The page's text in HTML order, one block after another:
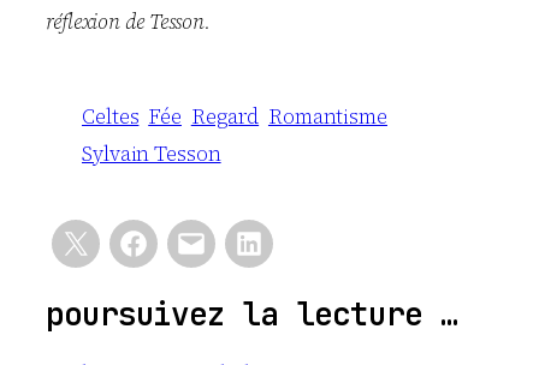
réflexion de Tesson.
Celtes Fée Regard Romantisme
Sylvain Tesson
poursuivez la lecture …